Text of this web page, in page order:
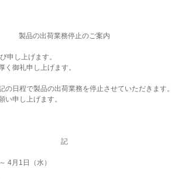
製品の出荷業務停止のご案内
申し上げます。
御礼申し上げます。
日程で製品の出荷業務を停止させていただきます。
申し上げます。
記
4月1日（水）